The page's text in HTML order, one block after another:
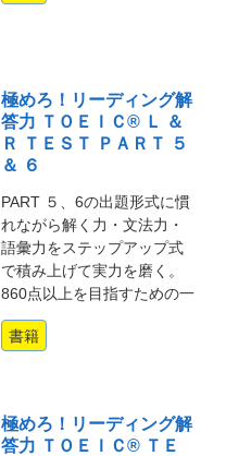
極めろ！リーディング解
答力 ＴＯＥＩＣ® Ｌ ＆
Ｒ ＴＥＳＴ ＰＡＲＴ ５
＆ ６
PART ５、6の出題形式に慣
れながら解く力・文法力・
語彙力をステップアップ式
で積み上げて実力を磨く。
860点以上を目指すための一
書籍
極めろ！リーディング解
答力 ＴＯＥＩＣ® ＴＥ